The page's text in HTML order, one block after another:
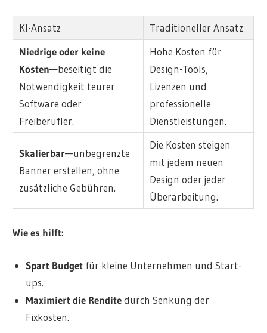
KI-Ansatz
Traditioneller Ansatz
Niedrige oder keine
Kosten—beseitigt die
Notwendigkeit teurer
Software oder
Freiberufler.
Hohe Kosten für
Design-Tools,
Lizenzen und
professionelle
Dienstleistungen.
Skalierbar—unbegrenzte
Banner erstellen, ohne
zusätzliche Gebühren.
Die Kosten steigen
mit jedem neuen
Design oder jeder
Überarbeitung.
Wie es hilft:
Spart Budgetfür kleine Unternehmen und Start-
ups.
Maximiert die Renditedurch Senkung der
Fixkosten.